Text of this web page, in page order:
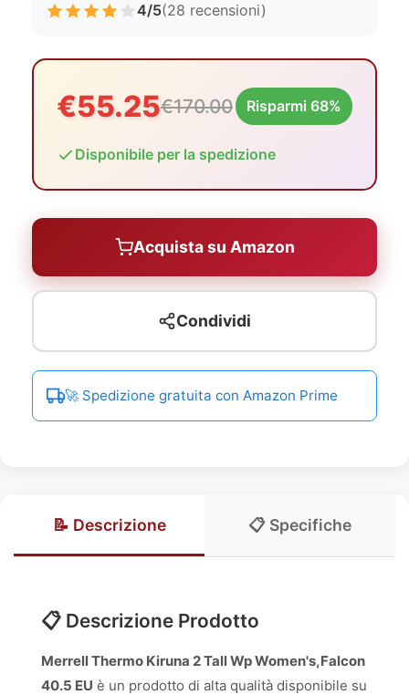
4/5(28 recensioni)
€55.25€170.00 Risparmi 68%
Disponibile per la spedizione
Acquista su Amazon
Condividi
🚀 Spedizione gratuita con Amazon Prime
📝 Descrizione 📋 Specifiche
📋 Descrizione Prodotto
Merrell Thermo Kiruna 2 Tall Wp Women's,Falcon
40.5 EU è un prodotto di alta qualità disponibile su